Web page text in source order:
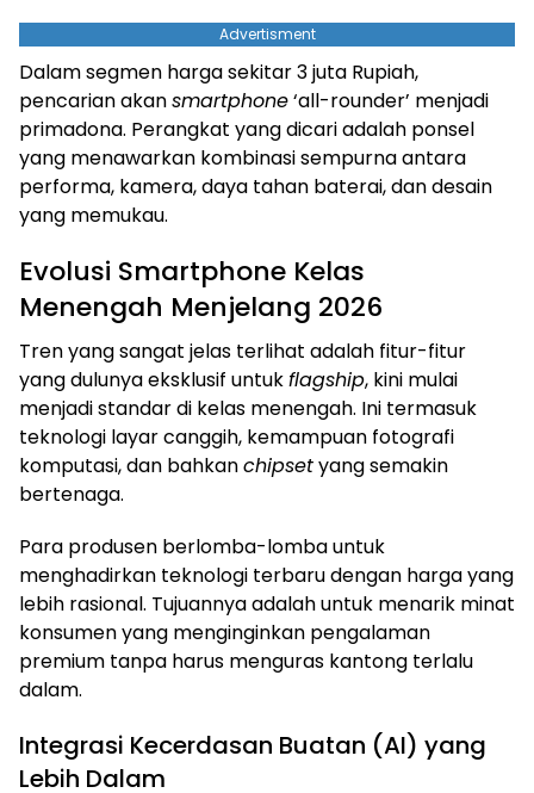
Advertisment
Dalam segmen harga sekitar 3 juta Rupiah,
pencarian akansmartphone‘all-rounder’ menjadi
primadona. Perangkat yang dicari adalah ponsel
yang menawarkan kombinasi sempurna antara
performa, kamera, daya tahan baterai, dan desain
yang memukau.
Evolusi Smartphone Kelas
Menengah Menjelang 2026
Tren yang sangat jelas terlihat adalah fitur-fitur
yang dulunya eksklusif untukflagship, kini mulai
menjadi standar di kelas menengah. Ini termasuk
teknologi layar canggih, kemampuan fotografi
komputasi, dan bahkanchipsetyang semakin
bertenaga.
Para produsen berlomba-lomba untuk
menghadirkan teknologi terbaru dengan harga yang
lebih rasional. Tujuannya adalah untuk menarik minat
konsumen yang menginginkan pengalaman
premium tanpa harus menguras kantong terlalu
dalam.
Integrasi Kecerdasan Buatan (AI) yang
Lebih Dalam